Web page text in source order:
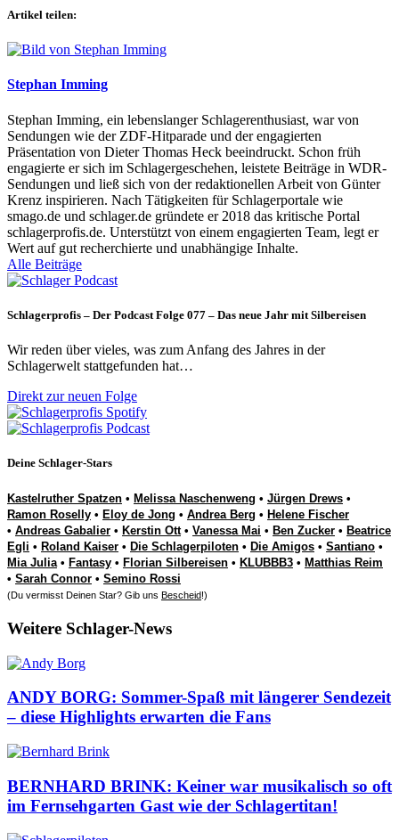
Artikel teilen:
Stephan Imming
Stephan Imming, ein lebenslanger Schlagerenthusiast, war von
Sendungen wie der ZDF-Hitparade und der engagierten
Präsentation von Dieter Thomas Heck beeindruckt. Schon früh
engagierte er sich im Schlagergeschehen, leistete Beiträge in WDR-
Sendungen und ließ sich von der redaktionellen Arbeit von Günter
Krenz inspirieren. Nach Tätigkeiten für Schlagerportale wie
smago.de und schlager.de gründete er 2018 das kritische Portal
schlagerprofis.de. Unterstützt von einem engagierten Team, legt er
Wert auf gut recherchierte und unabhängige Inhalte.
Alle Beiträge
Schlagerprofis – Der Podcast Folge 077 – Das neue Jahr mit Silbereisen
Wir reden über vieles, was zum Anfang des Jahres in der
Schlagerwelt stattgefunden hat…
Direkt zur neuen Folge
Deine Schlager-Stars
Kastelruther Spatzen • Melissa Naschenweng • Jürgen Drews •
Ramon Roselly • Eloy de Jong • Andrea Berg • Helene Fischer
• Andreas Gabalier • Kerstin Ott• Vanessa Mai • Ben Zucker • Beatrice
Egli • Roland Kaiser • Die Schlagerpiloten • Die Amigos • Santiano •
Mia Julia• Fantasy • Florian Silbereisen • KLUBBB3 • Matthias Reim
• Sarah Connor • Semino Rossi
(Du vermisst Deinen Star? Gib uns Bescheid!)
Weitere Schlager-News
ANDY BORG: Sommer-Spaß mit längerer Sendezeit
– diese Highlights erwarten die Fans
BERNHARD BRINK: Keiner war musikalisch so oft
im Fernsehgarten Gast wie der Schlagertitan!